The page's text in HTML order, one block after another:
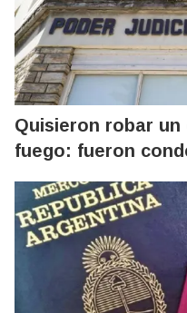
Quisieron robar un
fuego: fueron